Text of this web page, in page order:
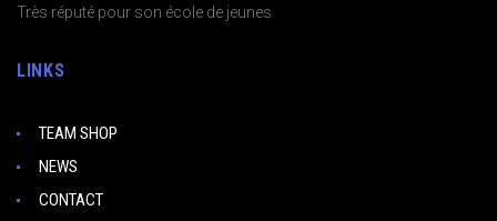
Très réputé pour son école de jeunes
LINKS
TEAM SHOP
NEWS
CONTACT